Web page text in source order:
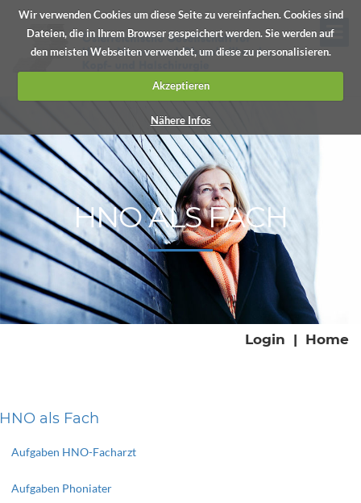
Wir verwenden Cookies um diese Seite zu vereinfachen. Cookies sind
Dateien, die in Ihrem Browser gespeichert werden. Sie werden auf
den meisten Webseiten verwendet, um diese zu personalisieren.
Akzeptieren
Nähere Infos
HNO ALS FACH
Login | Home
HNO als Fach
Aufgaben HNO-Facharzt
Aufgaben Phoniater